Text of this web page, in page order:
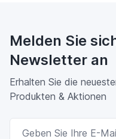
Melden Sie
Newsletter an
Erhalten Sie die
Produkten & Aktionen